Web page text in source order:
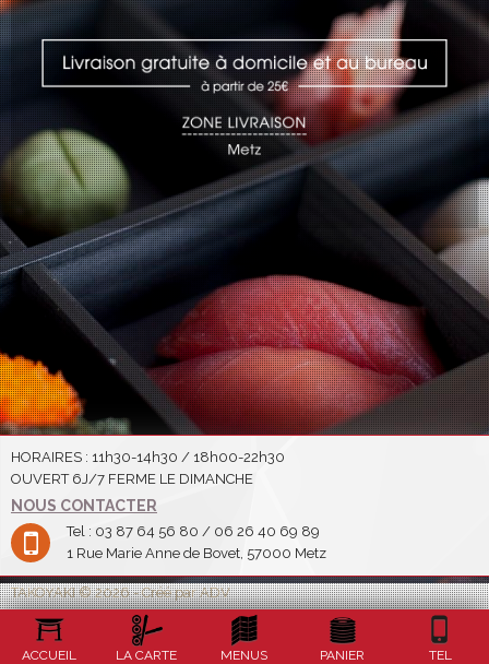
HORAIRES : 11h30-14h30 / 18h00-22h30
OUVERT 6J/7 FERME LE DIMANCHE
NOUS CONTACTER
Tel : 03 87 64 56 80 / 06 26 40 69 89
1 Rue Marie Anne de Bovet, 57000 Metz
TAKOYAKI © 2026 - Créé par ADV
ACCUEIL LA CARTE MENUS PANIER TEL